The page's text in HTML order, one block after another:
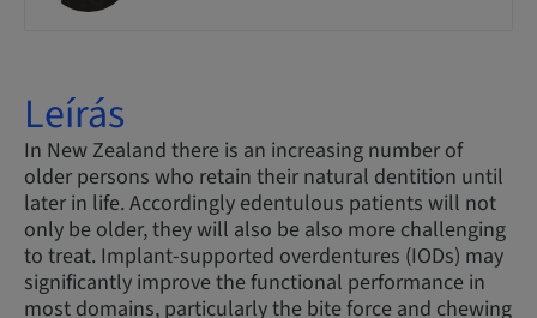
Leírás
In New Zealand there is an increasing number of
older persons who retain their natural dentition until
later in life. Accordingly edentulous patients will not
only be older, they will also be also more challenging
to treat. Implant-supported overdentures (IODs) may
significantly improve the functional performance in
most domains, particularly the bite force and chewing